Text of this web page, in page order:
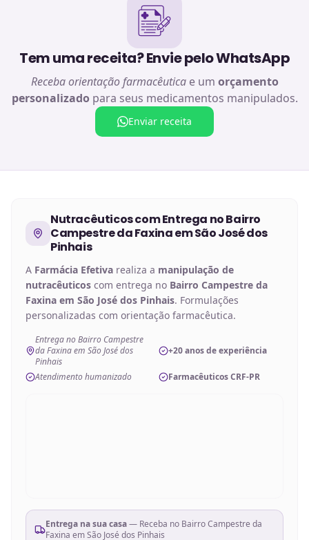
Tem uma receita? Envie pelo WhatsApp
Receba orientação farmacêuticae um orçamento
personalizado para seus medicamentos manipulados.
Enviar receita
Nutracêuticoscom Entrega noBairro
Campestre da Faxina em São José dos
Pinhais
A Farmácia Efetiva realiza a manipulação de
nutracêuticos com entrega no Bairro Campestre da
Faxina em São José dos Pinhais. Formulações
personalizadas com orientação farmacêutica.
Entrega no Bairro Campestre
da Faxina em São José dos
Pinhais
+20 anos de experiência
Atendimento humanizado Farmacêuticos CRF-PR
Entrega na sua casa— Receba no Bairro Campestre da
Faxina em São José dos Pinhais